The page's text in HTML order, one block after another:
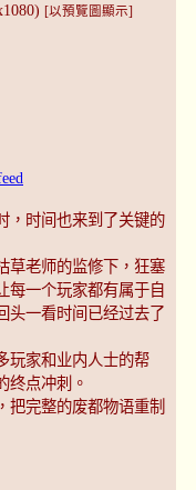
[以預覽圖顯示]
，时间也来到了关键的
草老师的监修下，狂塞
每一个玩家都有属于自
头一看时间已经过去了
玩家和业内人士的帮
终点冲刺。
把完整的废都物语重制